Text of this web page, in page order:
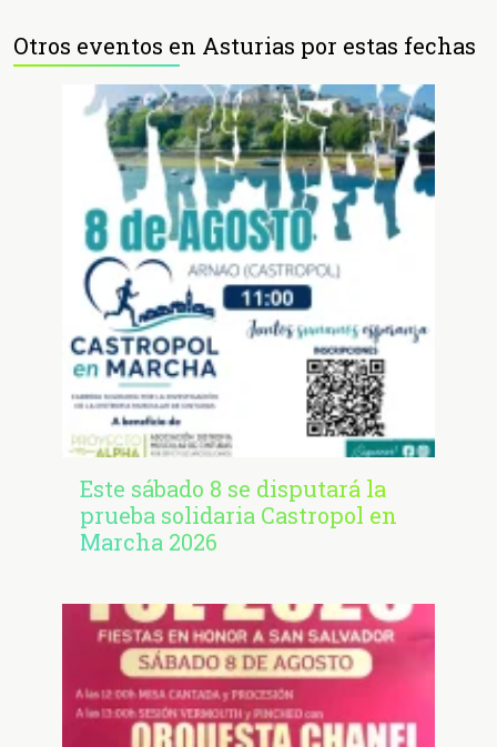
Otros eventos en Asturias por estas fechas
Este sábado 8 se disputará la
prueba solidaria Castropol en
Marcha 2026